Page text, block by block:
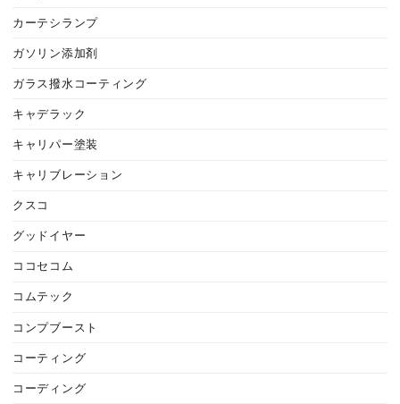
カーテシランプ
ガソリン添加剤
ガラス撥水コーティング
キャデラック
キャリパー塗装
キャリブレーション
クスコ
グッドイヤー
ココセコム
コムテック
コンプブースト
コーティング
コーディング